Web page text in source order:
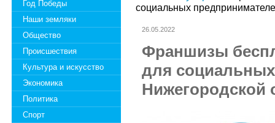
Год Победы
Наши земляки
Общество
Происшествия
Культура и искусство
Экономика
Политика
Спорт
социальных
26.05.2022
Франшизы
для
Нижегородской